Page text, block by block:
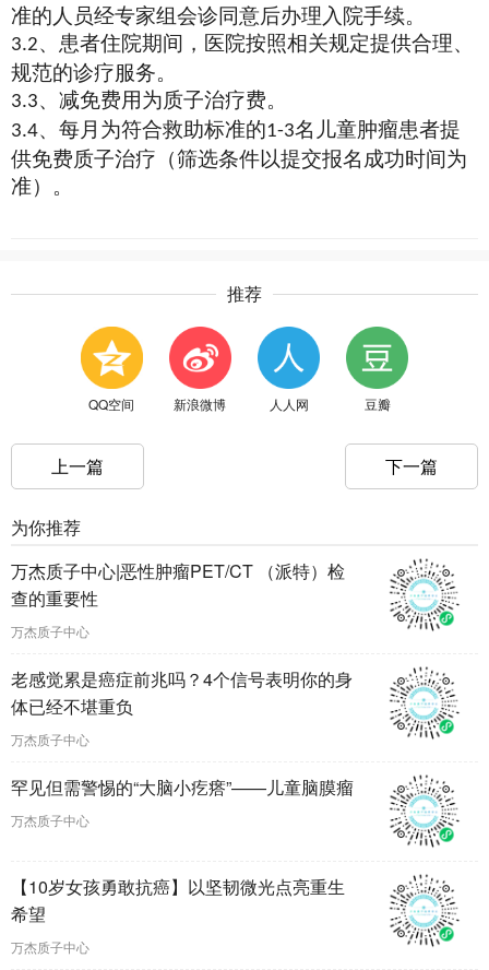
准的人员经专家组会诊同意后办理入院手续。
3.2、患者住院期间，医院按照相关规定提供合理、
规范的诊疗服务。
3.3、减免费用为质子治疗费。
3.4、每月为符合救助标准的1-3名儿童肿瘤患者提
供免费质子治疗（筛选条件以提交报名成功时间为
准）。
推荐
QQ空间 新浪微博 人人网 豆瓣
上一篇 下一篇
为你推荐
万杰质子中心|恶性肿瘤PET/CT （派特）检
查的重要性
万杰质子中心
老感觉累是癌症前兆吗？4个信号表明你的身
体已经不堪重负
万杰质子中心
罕见但需警惕的“大脑小疙瘩”——儿童脑膜瘤
万杰质子中心
【10岁女孩勇敢抗癌】以坚韧微光点亮重生
希望
万杰质子中心